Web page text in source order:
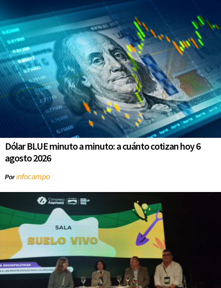
Dólar BLUE minuto a minuto: a cuánto cotizan hoy 6
agosto 2026
Porinfocampo